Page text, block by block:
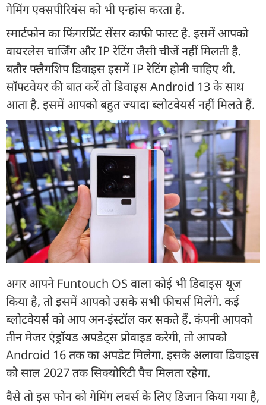
गेमिंग एक्सपीरियंस को भी एन्हांस करता है.
स्मार्टफोन का फिंगरप्रिंट सेंसर काफी फास्ट है. इसमें आपको
वायरलेस चार्जिंग और IP रेटिंग जैसी चीजें नहीं मिलती है.
बतौर फ्लैगशिप डिवाइस इसमें IP रेटिंग होनी चाहिए थी.
सॉफ्टवेयर की बात करें तो डिवाइस Android 13 के साथ
आता है. इसमें आपको बहुत ज्यादा ब्लोटवेयर्स नहीं मिलते हैं.
अगर आपने Funtouch OS वाला कोई भी डिवाइस यूज
किया है, तो इसमें आपको उसके सभी फीचर्स मिलेंगे. कई
ब्लोटवेयर्स को आप अन-इंस्टॉल कर सकते हैं. कंपनी आपको
तीन मेजर एंड्रॉयड अपडेट्स प्रोवाइड करेगी, तो आपको
Android 16 तक का अपडेट मिलेगा. इसके अलावा डिवाइस
को साल 2027 तक सिक्योरिटी पैच मिलता रहेगा.
वैसे तो इस फोन को गेमिंग लवर्स के लिए डिजान किया गया है,